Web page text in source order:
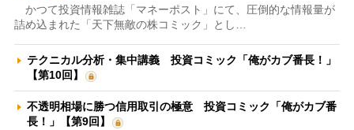
かつて投資情報雑誌「マネーポスト」にて、圧倒的な情報量が
詰め込まれた「天下無敵の株コミック」とし…
テクニカル分析・集中講義 投資コミック「俺がカブ番長！」
【第10回】
不透明相場に勝つ信用取引の極意 投資コミック「俺がカブ番
長！」【第9回】